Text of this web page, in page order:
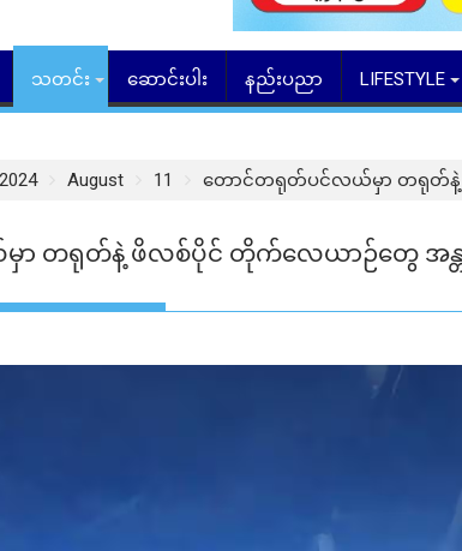
သတင်း ဆောင်းပါး နည်းပညာ LIFESTYLE
2024 August 11 တောင်တရုတ်ပင်လယ်မှာ တရုတ်နဲ့
ာ တရုတ်နဲ့ ဖိလစ်ပိုင် တိုက်လေယာဉ်တွေ အ